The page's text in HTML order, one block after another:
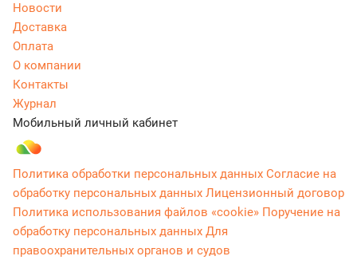
Новости
Доставка
Оплата
О компании
Контакты
Журнал
Мобильный личный кабинет
Политика обработки персональных данных Согласие на
обработку персональных данных Лицензионный договор
Политика использования файлов «cookie» Поручение на
обработку персональных данных Для
правоохранительных органов и судов